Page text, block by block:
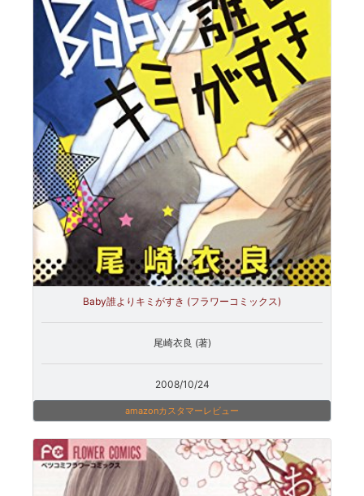
Baby誰よりキミがすき (フラワーコミックス)
尾崎衣良 (著)
2008/10/24
amazonカスタマーレビュー